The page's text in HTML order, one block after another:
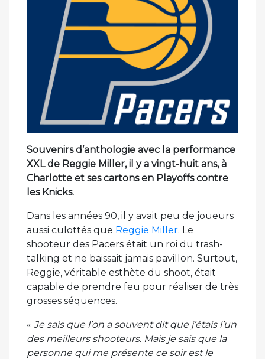
Souvenirs d’anthologie avec la performance
XXL de Reggie Miller, il y a vingt-huit ans, à
Charlotte et ses cartons en Playoffs contre
les Knicks.
Dans les années 90, il y avait peu de joueurs
aussi culottés que Reggie Miller. Le
shooteur des Pacers était un roi du trash-
talking et ne baissait jamais pavillon. Surtout,
Reggie, véritable esthète du shoot, était
capable de prendre feu pour réaliser de très
grosses séquences.
« Je sais que l’on a souvent dit que j’étais l’un
des meilleurs shooteurs. Mais je sais que la
personne qui me présente ce soir est le